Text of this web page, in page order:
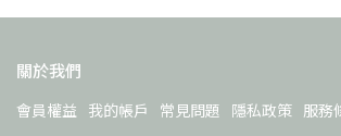
關於我們
會員權益 我的帳戶 常見問題 隱私政策 服務